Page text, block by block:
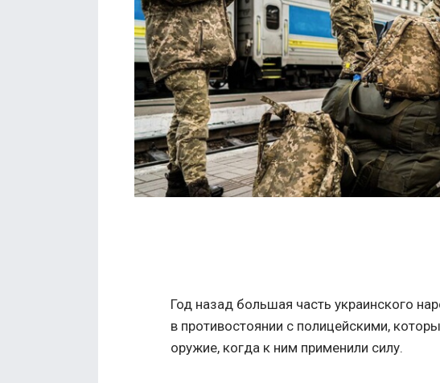
Год назад большая часть украинского
в противостоянии с полицейскими,
оружие, когда к ним применили силу.